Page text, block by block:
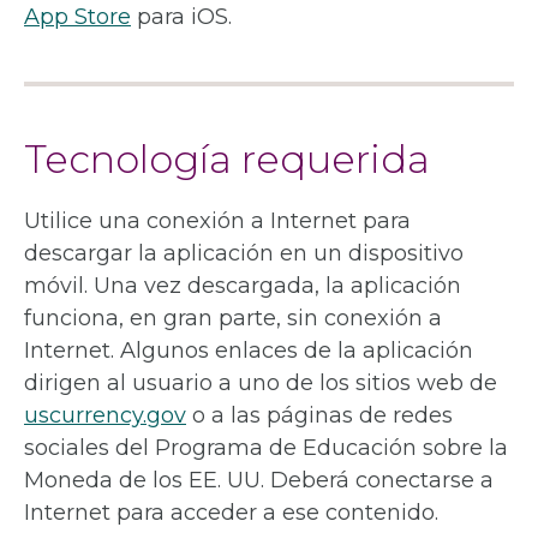
App Store para iOS.
Tecnología requerida
Utilice una conexión a Internet para
descargar la aplicación en un dispositivo
móvil. Una vez descargada, la aplicación
funciona, en gran parte, sin conexión a
Internet. Algunos enlaces de la aplicación
dirigen al usuario a uno de los sitios web de
uscurrency.gov o a las páginas de redes
sociales del Programa de Educación sobre la
Moneda de los EE. UU. Deberá conectarse a
Internet para acceder a ese contenido.